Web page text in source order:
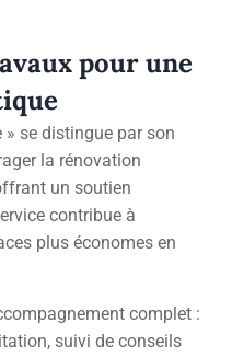
pour une
» se distingue par son
la rénovation
un soutien
contribue à
plus économes en
complet :
suivi de conseils